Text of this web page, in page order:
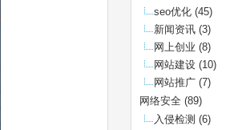
seo优化 (45)
新闻资讯 (3)
网上创业 (8)
网站建设 (10)
网站推广 (7)
网络安全 (89)
入侵检测 (6)